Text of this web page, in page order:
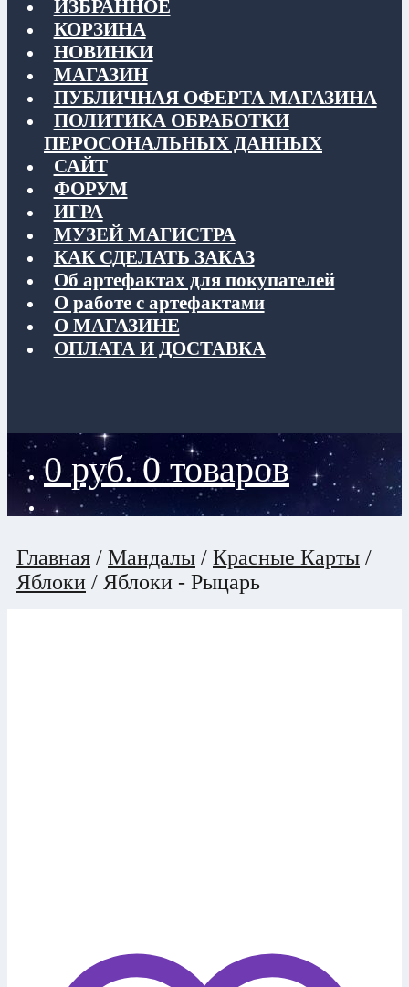
ИЗБРАННОЕ
КОРЗИНА
НОВИНКИ
МАГАЗИН
ПУБЛИЧНАЯ ОФЕРТА МАГАЗИНА
ПОЛИТИКА ОБРАБОТКИ
ПЕРОСОНАЛЬНЫХ ДАННЫХ
САЙТ
ФОРУМ
ИГРА
МУЗЕЙ МАГИСТРА
КАК СДЕЛАТЬ ЗАКАЗ
Об артефактах для покупателей
О работе с артефактами
О МАГАЗИНЕ
ОПЛАТА И ДОСТАВКА
0 руб. 0 товаров
Главная / Мандалы / Красные Карты /
Яблоки / Яблоки - Рыцарь